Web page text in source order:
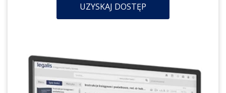
UZYSKAJ DOSTĘP